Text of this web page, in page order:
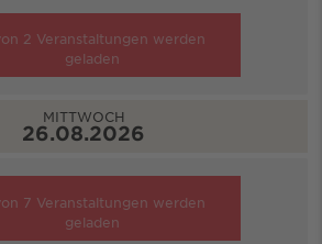
2 Veranstaltungen werden
geladen
MITTWOCH
26.08.2026
7 Veranstaltungen werden
geladen